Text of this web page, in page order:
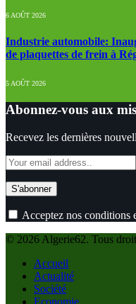
6 AOÛT 2026
Industrie automobile:
de plaquettes de frein à
5 AOÛT 2026
Abonnez-vous aux
Recevez les dernières
Acceptez nos conditions
© 2026 Algerie62. Tous
Accueil
Actualité
Société
Economie